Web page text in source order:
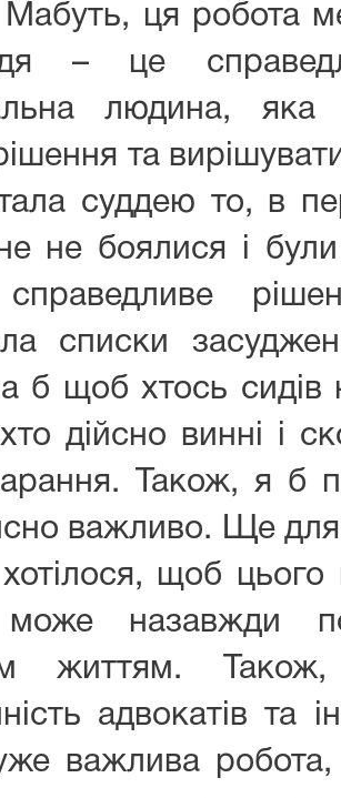
ця робота
– це
людина,
та
суддею то, в
не боялися і
списки
б щоб хтось
дійсно винні і
Також, я б
важливо. Ще
хотілося, щоб
назавжди
життям.
адвокатів та
важлива